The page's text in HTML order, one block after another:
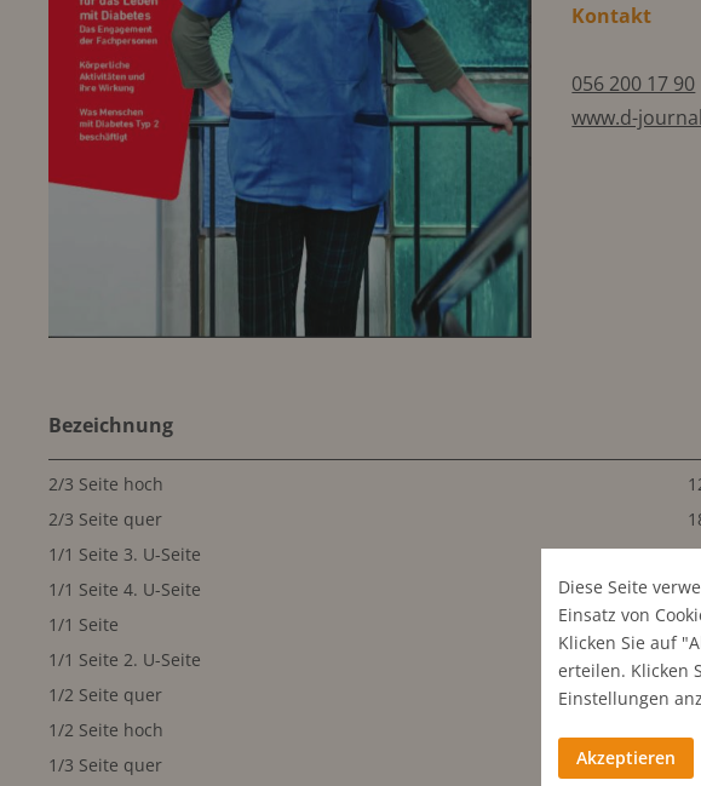
Kontakt
056 200 17 90
www.d-
Bezeichnung
2/3 Seite hoch
2/3 Seite quer
1/1 Seite 3. U-Seite
1/1 Seite 4. U-Seite
1/1 Seite
1/1 Seite 2. U-Seite
1/2 Seite quer
1/2 Seite hoch
1/3 Seite quer
Diese Seite
Einsatz von
Klicken Sie auf
erteilen. Klicken
Einstellungen
Akzeptieren